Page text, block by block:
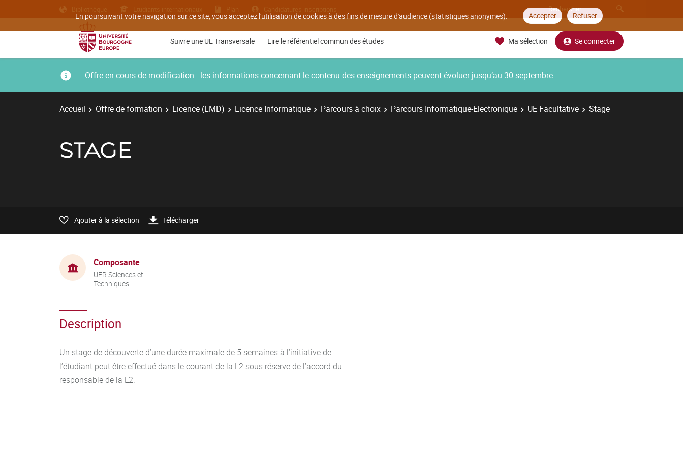
En poursuivant votre navigation sur ce site, vous acceptez l'utilisation de cookies à des fins de mesure d'audience (statistiques anonymes). Accepter Refuser
Bibliothèque Etudiants internationaux Plan Candidatures inscriptions
Suivre une UE Transversale Lire le référentiel commun des études Ma sélection Se connecter
Offre en cours de modification : les informations concernant le contenu des enseignements peuvent évoluer jusqu’au 30 septembre
Accueil Offre de formation Licence (LMD) Licence Informatique Parcours à choix Parcours Informatique-Electronique UE Facultative Stage
STAGE
Ajouter à la sélection Télécharger
Composante
UFR Sciences et
Techniques
Description
Un stage de découverte d’une durée maximale de 5 semaines à l’initiative de
l’étudiant peut être effectué dans le courant de la L2 sous réserve de l’accord du
responsable de la L2.